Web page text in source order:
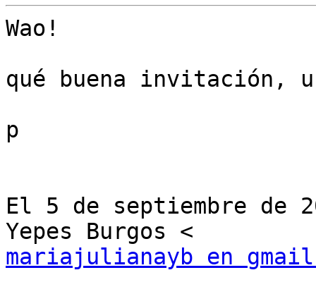
Wao!
qué buena invitación,
p
El 5 de septiembre de
mariajulianayb en